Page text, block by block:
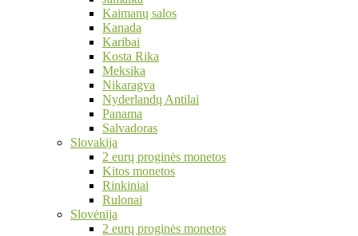
Kaimanų salos
Kanada
Karibai
Kosta Rika
Meksika
Nikaragva
Nyderlandų Antilai
Panama
Salvadoras
Slovakija
2 eurų proginės monetos
Kitos monetos
Rinkiniai
Rulonai
Slovėnija
2 eurų proginės monetos